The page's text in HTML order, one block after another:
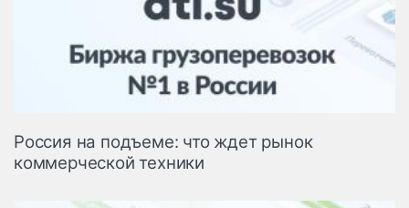
Россия на подъеме: что ждет рынок
коммерческой техники